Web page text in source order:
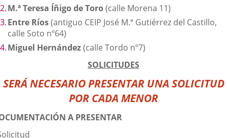
M.ª Teresa Íñigo de Toro(calle Morena 11)
Entre Ríos(antiguo CEIP José M.ª Gutiérrez del Castillo,
calle Soto nº64)
Miguel Hernández(calle Tordo nº7)
SOLICITUDES
SERÁ NECESARIO PRESENTAR UNA SOLICITUD
POR CADA MENOR
A PRESENTAR